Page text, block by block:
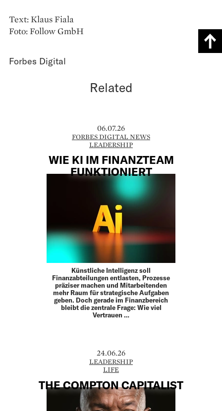
Text: Klaus Fiala
Foto: Follow GmbH
Forbes Digital
Related
06.07.26
FORBES DIGITAL NEWS
LEADERSHIP
WIE KI IM FINANZTEAM
FUNKTIONIERT
Künstliche Intelligenz soll
Finanzabteilungen entlasten, Prozesse
präziser machen und Mitarbeitenden
mehr Raum für strategische Aufgaben
geben. Doch gerade im Finanzbereich
bleibt die zentrale Frage: Wie viel
Vertrauen …
24.06.26
LEADERSHIP
LIFE
THE COMPTON CAPITALIST